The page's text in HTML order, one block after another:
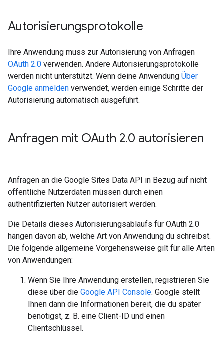
Autorisierungsprotokolle
Ihre Anwendung muss zur Autorisierung von Anfragen
OAuth 2.0 verwenden. Andere Autorisierungsprotokolle
werden nicht unterstützt. Wenn deine Anwendung Über
Google anmelden verwendet, werden einige Schritte der
Autorisierung automatisch ausgeführt.
Anfragen mit OAuth 2.0 autorisieren
Anfragen an die Google Sites Data API in Bezug auf nicht
öffentliche Nutzerdaten müssen durch einen
authentifizierten Nutzer autorisiert werden.
Die Details dieses Autorisierungsablaufs für OAuth 2.0
hängen davon ab, welche Art von Anwendung du schreibst.
Die folgende allgemeine Vorgehensweise gilt für alle Arten
von Anwendungen:
Wenn Sie Ihre Anwendung erstellen, registrieren Sie
diese über die Google API Console. Google stellt
Ihnen dann die Informationen bereit, die du später
benötigst, z. B. eine Client-ID und einen
Clientschlüssel.